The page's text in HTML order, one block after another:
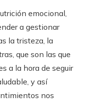
emocional,
a gestionar
la tristeza, la
que son las que
a la hora de seguir
y así
nos